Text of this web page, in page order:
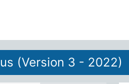
(Version 3 - 2022)